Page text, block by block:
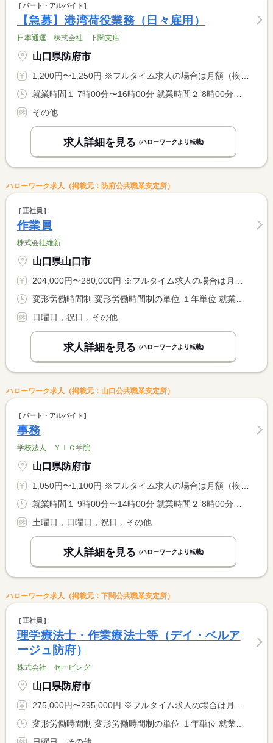
パート・アルバイト
【急募】港湾荷役業務（日々雇用）
日本通運 株式会社 下関支店
山口県防府市
1,200円〜1,250円 ※フルタイム求人の場合は月額（換算額）、パート求人の場合は時間額を表示しています。
就業時間１ 7時00分〜16時00分 就業時間２ 8時00分〜17時00分 就業時間に関する特記事項 各事情に合わせ相談可
その他
求人詳細を見る (ハローワークより転載)
ハローワーク求人（掲載元：防府公共職業安定所）
正社員
作業員
株式会社維新
山口県山口市
204,000円〜280,000円 ※フルタイム求人の場合は月額（換算額）、パート求人の場合は時間額を表示しています。
変形労働時間制 変形労働時間制の単位 １年単位 就業時間１ 8時00分〜17時00分
日曜日，祝日，その他
求人詳細を見る (ハローワークより転載)
ハローワーク求人（掲載元：山口公共職業安定所）
パート・アルバイト
事務
学校法人 ＹＩＣ学院
山口県防府市
1,050円〜1,100円 ※フルタイム求人の場合は月額（換算額）、パート求人の場合は時間額を表示しています。
就業時間１ 9時00分〜14時00分 就業時間２ 8時00分〜13時00分 又は 8時00分〜18時00分の時間の間の5時間程度 就業時間に関する特記事項 上記は勤務時間の例となります。勤務時間については相談に応じま <BR> す。
土曜日，日曜日，祝日，その他
求人詳細を見る (ハローワークより転載)
ハローワーク求人（掲載元：下関公共職業安定所）
正社員
理学療法士・作業療法士等（デイ・ベルア
ージュ防府）
株式会社 セービング
山口県防府市
275,000円〜295,000円 ※フルタイム求人の場合は月額（換算額）、パート求人の場合は時間額を表示しています。
変形労働時間制 変形労働時間制の単位 １年単位 就業時間１ 8時30分〜17時30分